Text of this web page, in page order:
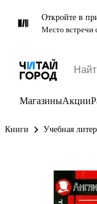
Откройте в
Место встречи
МагазиныАкции
Книги Учебная